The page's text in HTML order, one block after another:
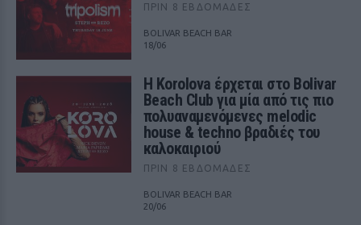
ΠΡΙΝ 8 ΕΒΔΟΜΆΔΕΣ
BOLIVAR BEACH BAR
18/06
Η Korolova έρχεται στο Bolivar
Beach Club για μία από τις πιο
πολυαναμενόμενες melodic
house & techno βραδιές του
καλοκαιριού
ΠΡΙΝ 8 ΕΒΔΟΜΆΔΕΣ
BOLIVAR BEACH BAR
20/06